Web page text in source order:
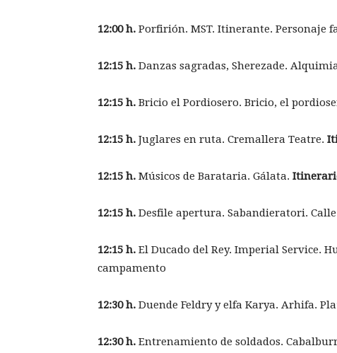
12:00 h. Porfirión. MST. Itinerante. Personaje
12:15 h. Danzas sagradas, Sherezade.
12:15 h. Bricio el Pordiosero. Bricio, el
12:15 h. Juglares en ruta. Cremallera Teatre.
12:15 h. Músicos de Barataria. Gálata.
12:15 h. Desfile apertura. Sabandieratori.
12:15 h. El Ducado del Rey. Imperial Service.
campamento
12:30 h. Duende Feldry y elfa Karya. Arhifa.
12:30 h. Entrenamiento de soldados.